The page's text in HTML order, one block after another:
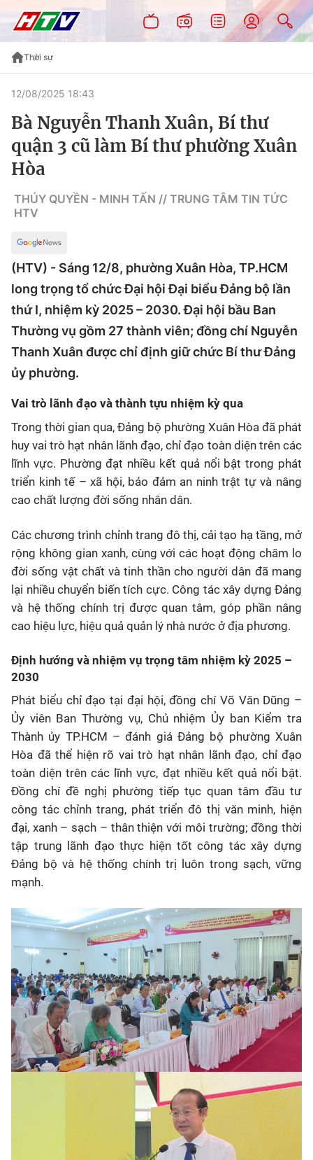
Thời sự
12/08/2025 18:43
Bà Nguyễn Thanh Xuân, Bí thư
quận 3 cũ làm Bí thư phường Xuân
Hòa
THÚY QUYỀN - MINH TẤN // TRUNG TÂM TIN TỨC
HTV
(HTV) - Sáng 12/8, phường Xuân Hòa, TP.HCM
long trọng tổ chức Đại hội Đại biểu Đảng bộ lần
thứ I, nhiệm kỳ 2025 – 2030. Đại hội bầu Ban
Thường vụ gồm 27 thành viên; đồng chí Nguyễn
Thanh Xuân được chỉ định giữ chức Bí thư Đảng
ủy phường.
Vai trò lãnh đạo và thành tựu nhiệm kỳ qua
Trong thời gian qua, Đảng bộ phường Xuân Hòa đã phát
huy vai trò hạt nhân lãnh đạo, chỉ đạo toàn diện trên các
lĩnh vực. Phường đạt nhiều kết quả nổi bật trong phát
triển kinh tế – xã hội, bảo đảm an ninh trật tự và nâng
cao chất lượng đời sống nhân dân.
Các chương trình chỉnh trang đô thị, cải tạo hạ tầng, mở
rộng không gian xanh, cùng với các hoạt động chăm lo
đời sống vật chất và tinh thần cho người dân đã mang
lại nhiều chuyển biến tích cực. Công tác xây dựng Đảng
và hệ thống chính trị được quan tâm, góp phần nâng
cao hiệu lực, hiệu quả quản lý nhà nước ở địa phương.
Định hướng và nhiệm vụ trọng tâm nhiệm kỳ 2025 –
2030
Phát biểu chỉ đạo tại đại hội, đồng chí Võ Văn Dũng –
Ủy viên Ban Thường vụ, Chủ nhiệm Ủy ban Kiểm tra
Thành ủy TP.HCM – đánh giá Đảng bộ phường Xuân
Hòa đã thể hiện rõ vai trò hạt nhân lãnh đạo, chỉ đạo
toàn diện trên các lĩnh vực, đạt nhiều kết quả nổi bật.
Đồng chí đề nghị phường tiếp tục quan tâm đầu tư
công tác chỉnh trang, phát triển đô thị văn minh, hiện
đại, xanh – sạch – thân thiện với môi trường; đồng thời
tập trung lãnh đạo thực hiện tốt công tác xây dựng
Đảng bộ và hệ thống chính trị luôn trong sạch, vững
mạnh.